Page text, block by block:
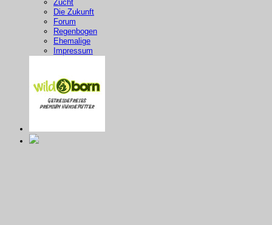
Zucht
Die Zukunft
Forum
Regenbogen
Ehemalige
Impressum